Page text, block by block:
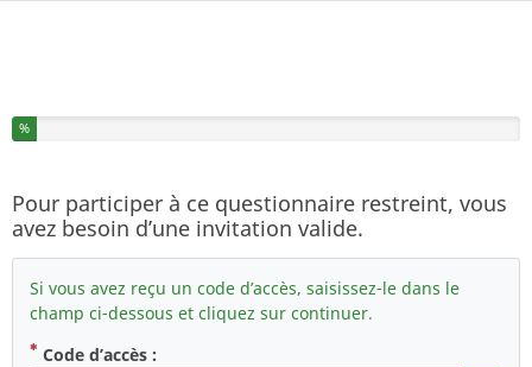
Vous avez complété % de ce questionnaire.
%
Pour participer à ce questionnaire restreint, vous
avez besoin d’une invitation valide.
Si vous avez reçu un code d’accès, saisissez-le dans le
champ ci-dessous et cliquez sur continuer.
Code d’accès :